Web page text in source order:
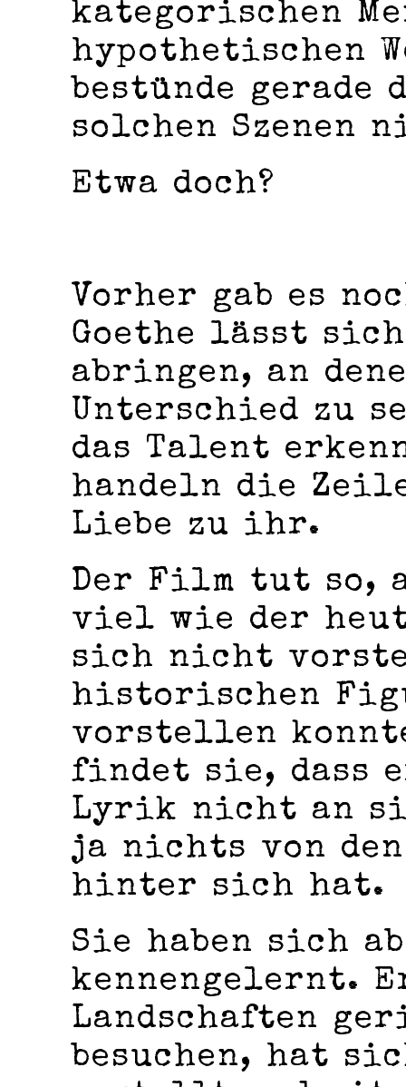
kategorischen
hypothetischen
bestünde gerade
solchen Szenen
Etwa doch?
Vorher gab es
Goethe lässt
abringen, an
Unterschied zu
das Talent
handeln die
Liebe zu ihr.
Der Film tut so,
viel wie der
sich nicht
historischen
vorstellen
findet sie, dass
Lyrik nicht an
ja nichts von den
hinter sich hat.
Sie haben sich
kennengelernt.
Landschaften
besuchen, hat